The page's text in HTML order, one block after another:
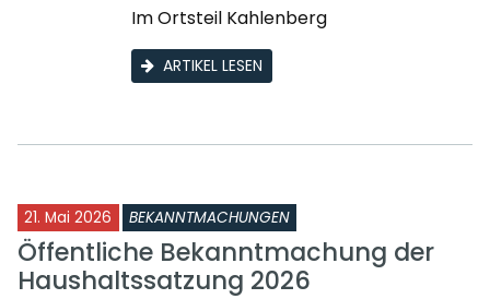
Im Ortsteil Kahlenberg
ARTIKEL LESEN
21. Mai 2026 BEKANNTMACHUNGEN
Öffentliche Bekanntmachung der
Haushaltssatzung 2026